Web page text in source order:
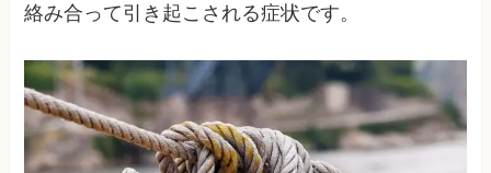
絡み合って引き起こされる症状です。